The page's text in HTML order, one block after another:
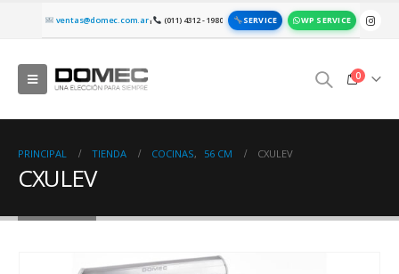
ventas@domec.com.ar| (011) 4312 - 1980 SERVICE WP SERVICE
0
PRINCIPAL TIENDA COCINAS, 56 CM CXULEV
CXULEV